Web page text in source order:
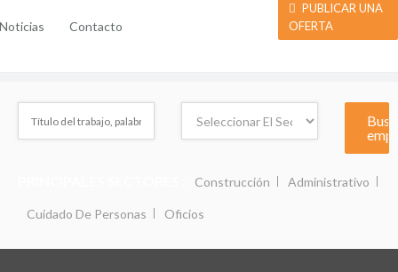
Noticias Contacto
PUBLICAR UNA
OFERTA
Construcción Administrativo
Cuidado De Personas Oficios